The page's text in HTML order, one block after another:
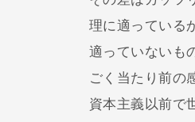
理に適っている
適っていないも
ごく当たり前の
資本主義以前で